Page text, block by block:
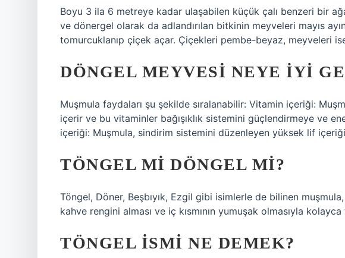
Boyu 3 ila 6 metreye kadar ulaşabilen küçük çalı benzeri bir
ve dönergel olarak da adlandırılan bitkinin meyveleri mayıs
tomurcuklanıp çiçek açar. Çiçekleri pembe-beyaz, meyveleri
DÖNGEL MEYVESI NEYE IYI
Muşmula faydaları şu şekilde sıralanabilir: Vitamin içeriği:
içerir ve bu vitaminler bağışıklık sistemini güçlendirmeye ve
içeriği: Muşmula, sindirim sistemini düzenleyen yüksek lif
TÖNGEL MI DÖNGEL MI?
Töngel, Döner, Beşbıyık, Ezgil gibi isimlerle de bilinen
kahve rengini alması ve iç kısmının yumuşak olmasıyla
TÖNGEL ISMI NE DEMEK?